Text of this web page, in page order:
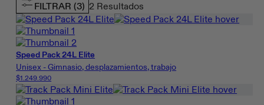
FILTRAR (3) 2 Resultados
Speed Pack 24L Elite
Unisex - Gimnasio, desplazamientos, trabajo
$1.249.990